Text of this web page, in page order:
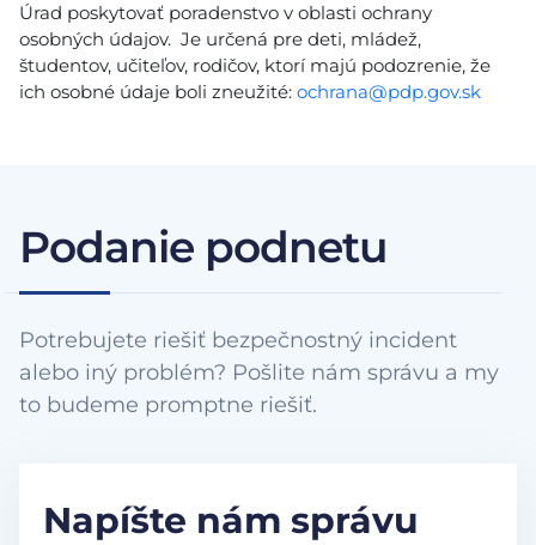
Úrad poskytovať poradenstvo v oblasti ochrany
osobných údajov. Je určená pre deti, mládež,
študentov, učiteľov, rodičov, ktorí majú podozrenie, že
ich osobné údaje boli zneužité: ochrana@pdp.gov.sk
Podanie podnetu
Potrebujete riešiť bezpečnostný incident
alebo iný problém? Pošlite nám správu a my
to budeme promptne riešiť.
Napíšte nám správu